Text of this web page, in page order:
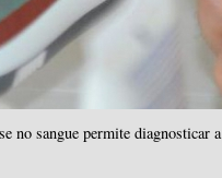
no sangue permite